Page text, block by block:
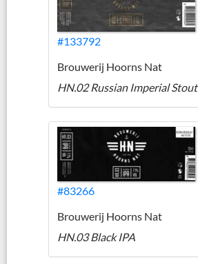
#133792
Brouwerij Hoorns Nat
HN.02 Russian Imperial Stout
#83266
Brouwerij Hoorns Nat
HN.03 Black IPA